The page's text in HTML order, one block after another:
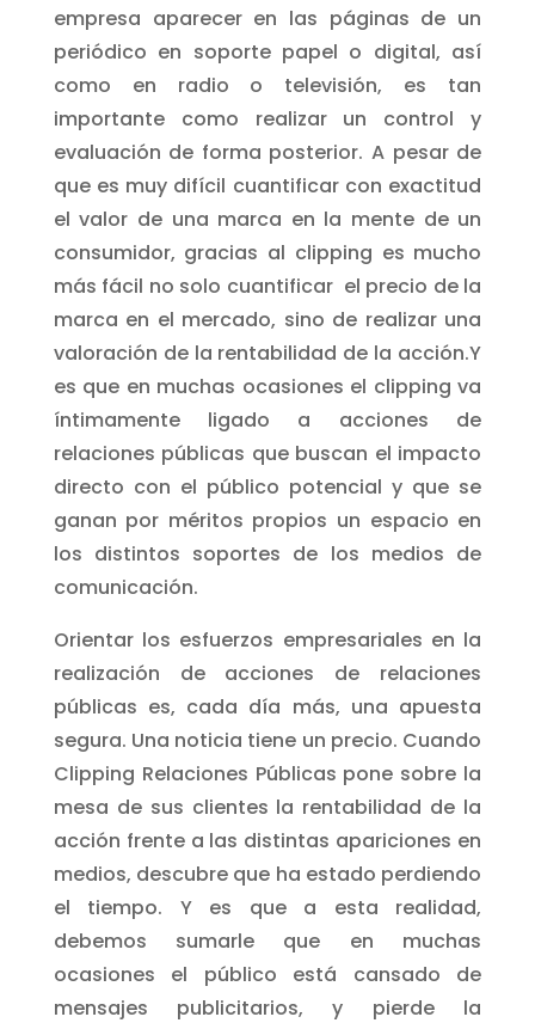
empresa aparecer en las páginas de un
periódico en soporte papel o digital, así
como en radio o televisión, es tan
importante como realizar un control y
evaluación de forma posterior. A pesar de
que es muy difícil cuantificar con exactitud
el valor de una marca en la mente de un
consumidor, gracias al clipping es mucho
más fácil no solo cuantificar el precio de la
marca en el mercado, sino de realizar una
valoración de la rentabilidad de la acción.Y
es que en muchas ocasiones el clipping va
íntimamente ligado a acciones de
relaciones públicas que buscan el impacto
directo con el público potencial y que se
ganan por méritos propios un espacio en
los distintos soportes de los medios de
comunicación.
Orientar los esfuerzos empresariales en la
realización de acciones de relaciones
públicas es, cada día más, una apuesta
segura. Una noticia tiene un precio. Cuando
Clipping Relaciones Públicas pone sobre la
mesa de sus clientes la rentabilidad de la
acción frente a las distintas apariciones en
medios, descubre que ha estado perdiendo
el tiempo. Y es que a esta realidad,
debemos sumarle que en muchas
ocasiones el público está cansado de
mensajes publicitarios, y pierde la